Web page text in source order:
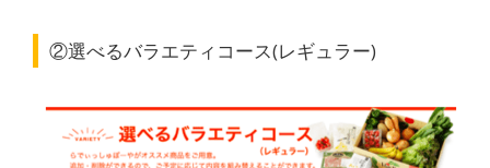
②選べるバラエティコース(レギュラー)